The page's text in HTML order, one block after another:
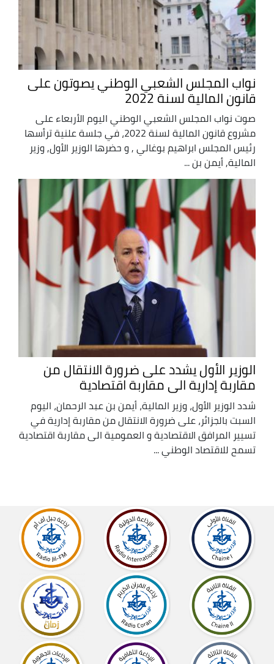
نواب المجلس الشعبي الوطني يصوتون على
قانون المالية لسنة 2022
صوت نواب المجلس الشعبي الوطني اليوم الأربعاء على
مشروع قانون المالية لسنة 2022، في جلسة علنية ترأسها
رئيس المجلس ابراهيم بوغالي , و حضرها الوزير الأول, وزير
المالية, أيمن بن ...
الوزير الأول يشدد على ضرورة الانتقال من
مقاربة إدارية الى مقاربة اقتصادية
شدد الوزير الأول، وزير المالية، أيمن بن عبد الرحمان، اليوم
السبت بالجزائر، على ضرورة الانتقال من مقاربة إدارية في
تسيير المرافق الاقتصادية و العمومية الى مقاربة اقتصادية
تسمح للاقتصاد الوطني ...